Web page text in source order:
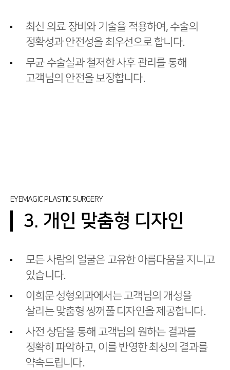
최신 의료 장비와 기술을 적용하여, 수술의
정확성과 안전성을 최우선으로 합니다.
무균 수술실과 철저한 사후 관리를 통해
고객님의 안전을 보장합니다.
EYEMAGIC PLASTIC SURGERY
3. 개인 맞춤형 디자인
모든 사람의 얼굴은 고유한 아름다움을 지니고
있습니다.
이희문 성형외과에서는 고객님의 개성을
살리는 맞춤형 쌍꺼풀 디자인을 제공합니다.
사전 상담을 통해 고객님의 원하는 결과를
정확히 파악하고, 이를 반영한 최상의 결과를
약속드립니다.